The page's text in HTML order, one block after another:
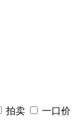
拍卖 一口价